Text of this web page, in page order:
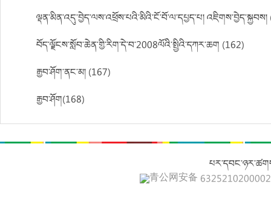
ལྡན་མིན་འདུ་བྱེད་ལས་འཕྲོས་པའི་མིའི་ངོ་བོ་ལ་དཔྱད་པ།
བོད་ལྗོངས་སློབ་ཆེན་གྱི་རིག་དེ་བ་2008ལོའི་སྤྱིའི་དཀར་ཆག (162)
རྒྱབ་ཤོག་ནང་མ། (167)
རྒྱབ་ཤོག(168)
青公网安备